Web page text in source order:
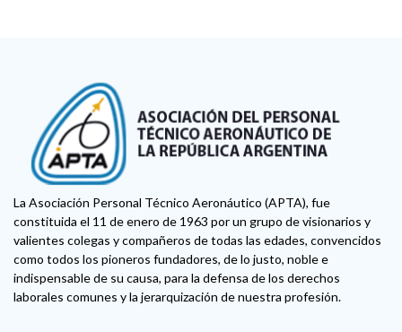
La Asociación Personal Técnico Aeronáutico (APTA), fue
constituida el 11 de enero de 1963 por un grupo de visionarios y
valientes colegas y compañeros de todas las edades, convencidos
como todos los pioneros fundadores, de lo justo, noble e
indispensable de su causa, para la defensa de los derechos
laborales comunes y la jerarquización de nuestra profesión.